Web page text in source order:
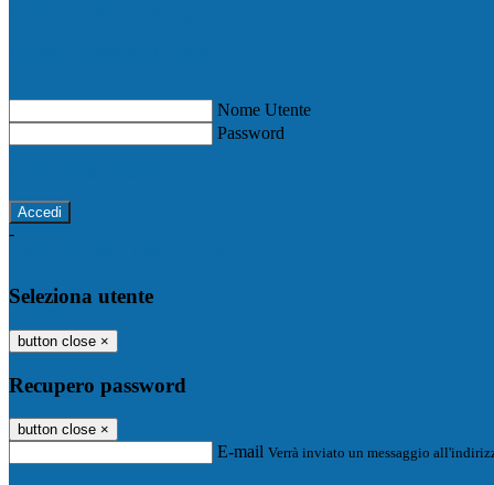
Nome Utente
Password
-
Seleziona utente
button close ×
Recupero password
button close ×
E-mail Verrà inviato un messaggio